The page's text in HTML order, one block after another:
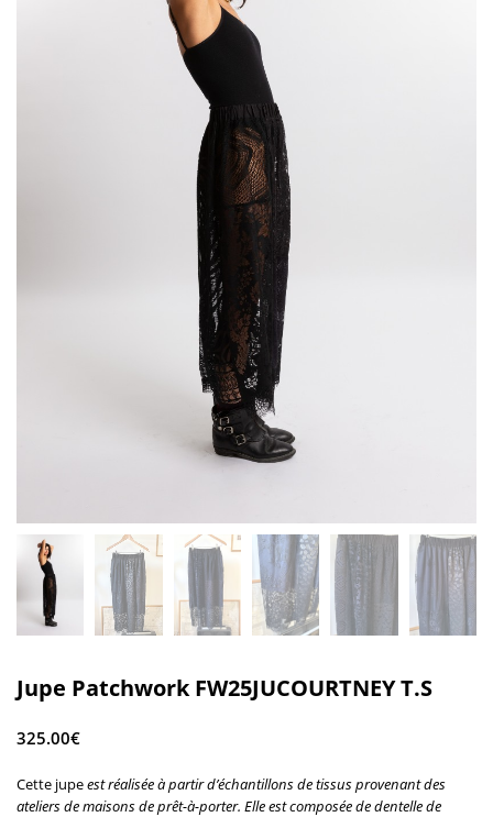
Jupe Patchwork FW25JUCOURTNEY T.S
325.00€
Cette jupeest réalisée à partir d’échantillons de tissus provenant des
ateliers de maisons de prêt-à-porter. Elle est composée de dentelle de